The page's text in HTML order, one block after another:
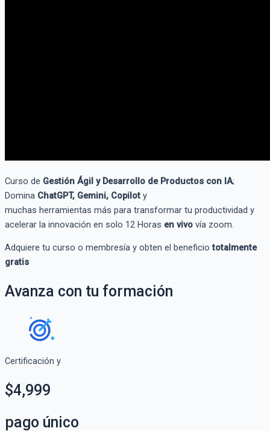
Curso de Gestión Ágil y Desarrollo de Productos con IA;
Domina ChatGPT, Gemini, Copilot y
muchas herramientas más para transformar tu productividad y
acelerar la innovación en solo 12 Horas en vivo vía zoom.
Adquiere tu curso o membresía y obten el beneficiototalmente
gratis
Avanza con tu formación
Certificación y
$4,999
pago único